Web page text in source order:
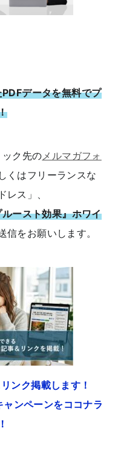
データを無料でプ
ク先のメルマガフォ
くはフリーランスな
レス」、
ースト効果』ホワイ
信をお願いします。
ンク掲載します！
ンペーンをココナラ